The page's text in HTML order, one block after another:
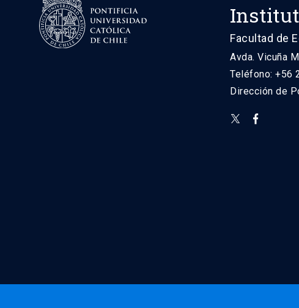
Facultad de
Avda. Vicuña
Teléfono: +56
Dirección de